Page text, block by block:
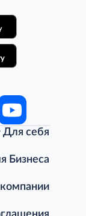
Для себя
и баланс
Бизнеса